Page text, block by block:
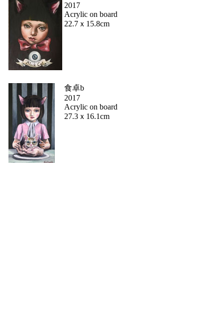
2017
Acrylic on board
22.7ｘ15.8cm
食卓b
2017
Acrylic on board
27.3ｘ16.1cm